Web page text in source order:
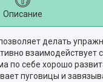
Описание
делать
по себе хорошо
пуговицы и